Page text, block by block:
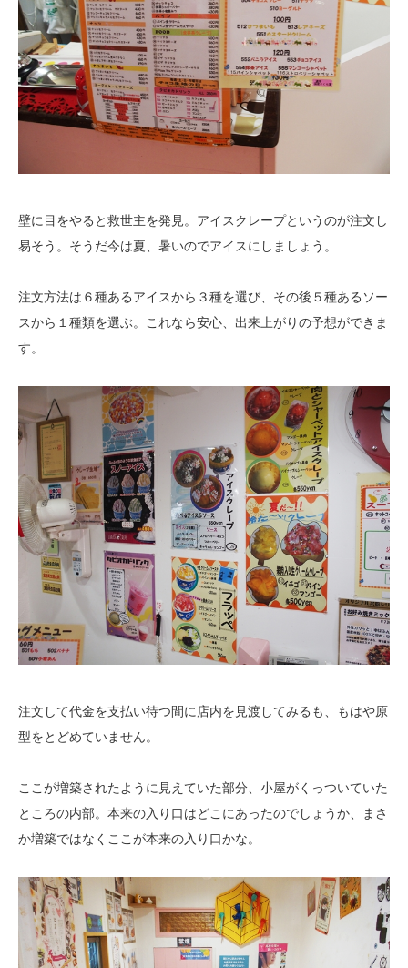
壁に目をやると救世主を発見。アイスクレープというのが注文し
易そう。そうだ今は夏、暑いのでアイスにしましょう。
注文方法は６種あるアイスから３種を選び、その後５種あるソー
スから１種類を選ぶ。これなら安心、出来上がりの予想ができま
す。
注文して代金を支払い待つ間に店内を見渡してみるも、もはや原
型をとどめていません。
ここが増築されたように見えていた部分、小屋がくっついていた
ところの内部。本来の入り口はどこにあったのでしょうか、まさ
か増築ではなくここが本来の入り口かな。